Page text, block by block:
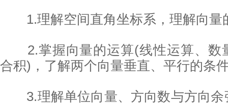
1.理解空间直角坐标系，理解向量
2.掌握向量的运算(线性运算、数
合积)，了解两个向量垂直、平行的条
3.理解单位向量、方向数与方向余